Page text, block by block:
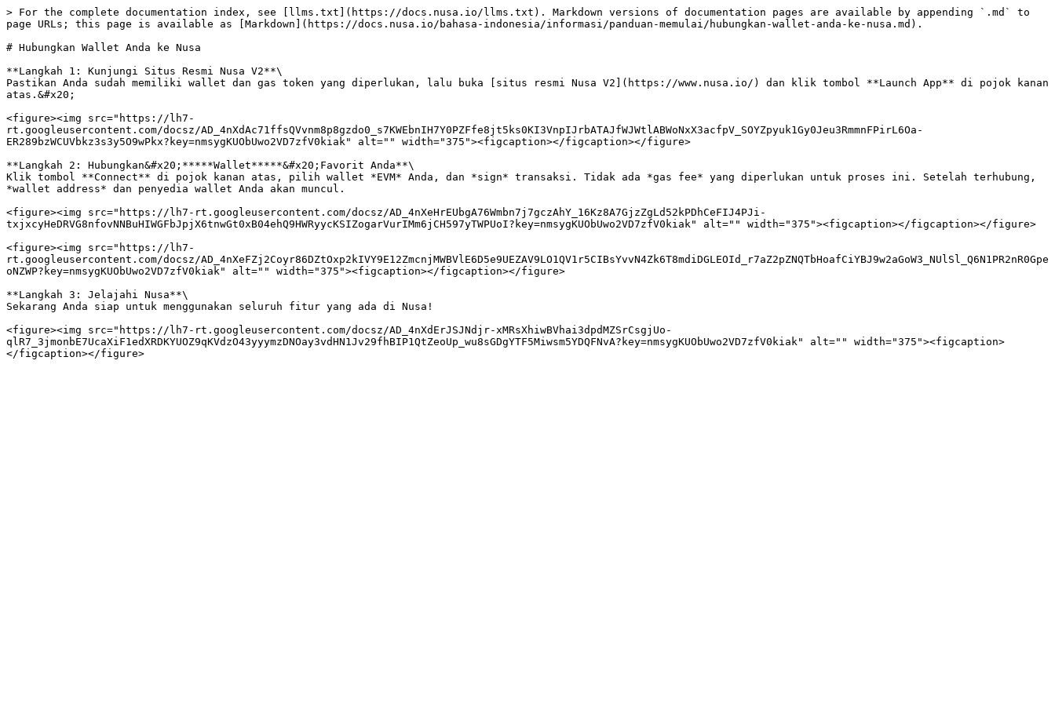
> For the complete documentation index, see [llms.txt](https://docs.nusa.io/llms.txt). Markdown versions of documentation pages are available by appending `.md` to
page URLs; this page is available as [Markdown](https://docs.nusa.io/bahasa-indonesia/informasi/panduan-memulai/hubungkan-wallet-anda-ke-nusa.md).
# Hubungkan Wallet Anda ke Nusa
**Langkah 1: Kunjungi Situs Resmi Nusa V2**\
Pastikan Anda sudah memiliki wallet dan gas token yang diperlukan, lalu buka [situs resmi Nusa V2](https://www.nusa.io/) dan klik tombol **Launch App** di pojok kanan
atas.&#x20;
<figure><img src="https://lh7-
rt.googleusercontent.com/docsz/AD_4nXdAc71ffsQVvnm8p8gzdo0_s7KWEbnIH7Y0PZFfe8jt5ks0KI3VnpIJrbATAJfWJWtlABWoNxX3acfpV_SOYZpyuk1Gy0Jeu3RmmnFPirL6Oa-
ER289bzWCUVbkz3s3y5O9wPkx?key=nmsygKUObUwo2VD7zfV0kiak" alt="" width="375"><figcaption></figcaption></figure>
**Langkah 2: Hubungkan&#x20;*****Wallet*****&#x20;Favorit Anda**\
Klik tombol **Connect** di pojok kanan atas, pilih wallet *EVM* Anda, dan *sign* transaksi. Tidak ada *gas fee* yang diperlukan untuk proses ini. Setelah terhubung,
*wallet address* dan penyedia wallet Anda akan muncul.
<figure><img src="https://lh7-rt.googleusercontent.com/docsz/AD_4nXeHrEUbgA76Wmbn7j7gczAhY_16Kz8A7GjzZgLd52kPDhCeFIJ4PJi-
txjxcyHeDRVG8nfovNNBuHIWGFbJpjX6tnwGt0xB04ehQ9HWRyycKSIZogarVurIMm6jCH597yTWPUoI?key=nmsygKUObUwo2VD7zfV0kiak" alt="" width="375"><figcaption></figcaption></figure>
<figure><img src="https://lh7-
rt.googleusercontent.com/docsz/AD_4nXeFZj2Coyr86DZtOxp2kIVY9E12ZmcnjMWBVlE6D5e9UEZAV9LO1QV1r5CIBsYvvN4Zk6T8mdiDGLEOId_r7aZ2pZNQTbHoafCiYBJ9w2aGoW3_NUlSl_Q6N1PR2nR0Gpe
oNZWP?key=nmsygKUObUwo2VD7zfV0kiak" alt="" width="375"><figcaption></figcaption></figure>
**Langkah 3: Jelajahi Nusa**\
Sekarang Anda siap untuk menggunakan seluruh fitur yang ada di Nusa!
<figure><img src="https://lh7-rt.googleusercontent.com/docsz/AD_4nXdErJSJNdjr-xMRsXhiwBVhai3dpdMZSrCsgjUo-
qlR7_3jmonbE7UcaXiF1edXRDKYUOZ9qKVdzO43yyymzDNOay3vdHN1Jv29fhBIP1QtZeoUp_wu8sGDgYTF5Miwsm5YDQFNvA?key=nmsygKUObUwo2VD7zfV0kiak" alt="" width="375"><figcaption>